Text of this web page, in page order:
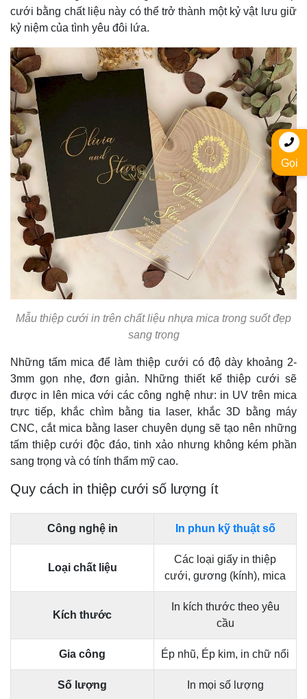
cưới bằng chất liệu này có thể trở thành một kỷ vật lưu giữ
kỷ niệm của tình yêu đôi lứa.
Mẫu thiệp cưới in trên chất liệu nhựa mica trong suốt đẹp
sang trọng
Những tấm mica để làm thiệp cưới có độ dày khoảng 2-
3mm gọn nhẹ, đơn giản. Những thiết kế thiệp cưới sẽ
được in lên mica với các công nghệ như: in UV trên mica
trực tiếp, khắc chìm bằng tia laser, khắc 3D bằng máy
CNC, cắt mica bằng laser chuyên dụng sẽ tạo nên những
tấm thiệp cưới độc đáo, tinh xảo nhưng không kém phần
sang trọng và có tính thẩm mỹ cao.
Quy cách in thiệp cưới số lượng ít
Công nghệ in In phun kỹ thuật số
Loại chất liệu
Các loại giấy in thiệp
cưới, gương (kính), mica
Kích thước
In kích thước theo yêu
cầu
Gia công Ép nhũ, Ép kim, in chữ nổi
Số lượng In mọi số lượng
Gọi